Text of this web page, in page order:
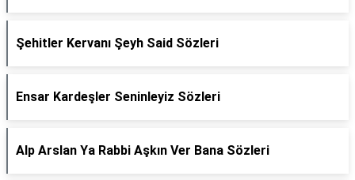
Şehitler Kervanı Şeyh Said Sözleri
Ensar Kardeşler Seninleyiz Sözleri
Alp Arslan Ya Rabbi Aşkın Ver Bana Sözleri